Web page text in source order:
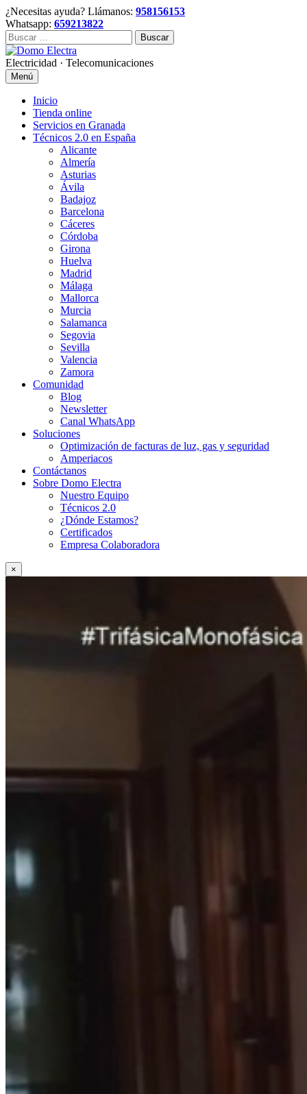
Skip
to
content
¿Necesitas ayuda? Llámanos: 958156153
Whatsapp: 659213822
Buscar:
Electricidad · Telecomunicaciones
Menú
Inicio
Tienda online
Servicios en Granada
Técnicos 2.0 en España
Alicante
Almería
Asturias
Ávila
Badajoz
Barcelona
Cáceres
Córdoba
Girona
Huelva
Madrid
Málaga
Mallorca
Murcia
Salamanca
Segovia
Sevilla
Valencia
Zamora
Comunidad
Blog
Newsletter
Canal WhatsApp
Soluciones
Optimización de facturas de luz, gas y seguridad
Amperiacos
Contáctanos
Sobre Domo Electra
Nuestro Equipo
Técnicos 2.0
¿Dónde Estamos?
Certificados
Empresa Colaboradora
×